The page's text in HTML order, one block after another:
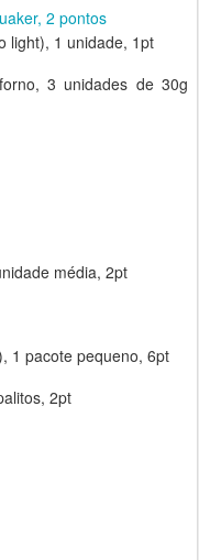
2 pontos
light), 1 unidade, 1pt
3 unidades de 30g
média, 2pt
1 pacote pequeno, 6pt
2pt